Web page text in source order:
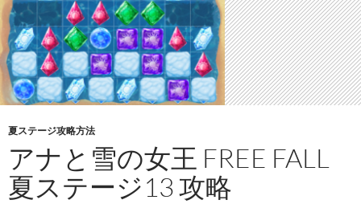
夏ステージ攻略方法
アナと雪の女王 FREE FALL
夏ステージ13 攻略